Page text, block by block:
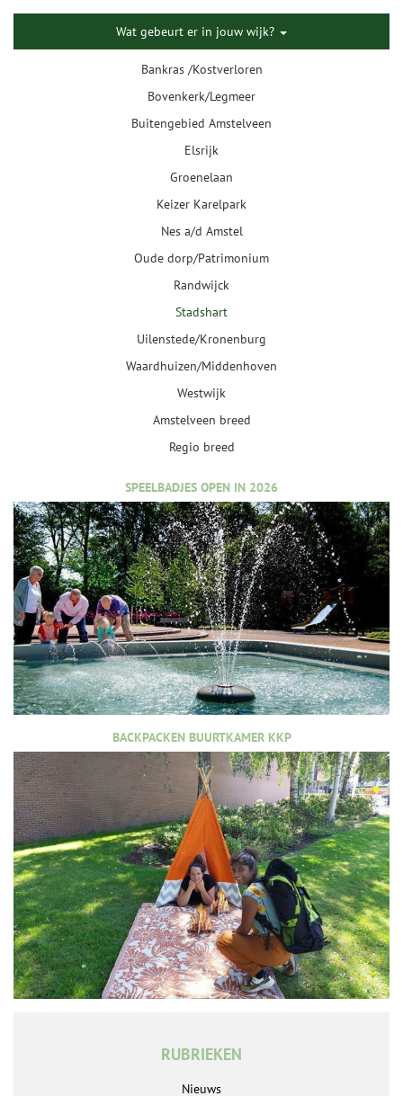
Wat gebeurt er in jouw wijk?
Bankras /Kostverloren
Bovenkerk/Legmeer
Buitengebied Amstelveen
Elsrijk
Groenelaan
Keizer Karelpark
Nes a/d Amstel
Oude dorp/Patrimonium
Randwijck
Stadshart
Uilenstede/Kronenburg
Waardhuizen/Middenhoven
Westwijk
Amstelveen breed
Regio breed
SPEELBADJES OPEN IN 2026
BACKPACKEN BUURTKAMER KKP
RUBRIEKEN
Nieuws